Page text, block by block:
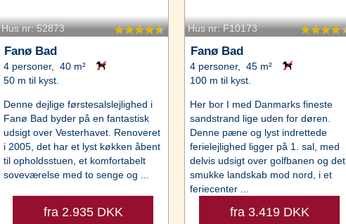
Hus nr: 52873
Fanø Bad
4 personer, 40 m²
50 m til kyst.
Denne dejlige førstesalslejlighed i
Fanø Bad byder på en fantastisk
udsigt over Vesterhavet. Renoveret
i 2005, det har et lyst køkken åbent
til opholdsstuen, et komfortabelt
soveværelse med to senge og ...
fra 2.935 DKK
Hus nr: F10173
Fanø Bad
4 personer, 45 m²
100 m til kyst.
Her bor I med Danmarks fineste
sandstrand lige uden for døren.
Denne pæne og lyst indrettede
ferielejlighed ligger på 1. sal, med
delvis udsigt over golfbanen og det
smukke landskab mod nord, i et
feriecenter ...
fra 3.419 DKK